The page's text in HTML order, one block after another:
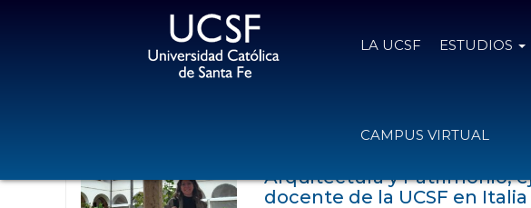
LA UCSF ESTUDIOS
CAMPUS VIRTUAL
Arquitectura y Patrimonio,
docente de la UCSF en Italia